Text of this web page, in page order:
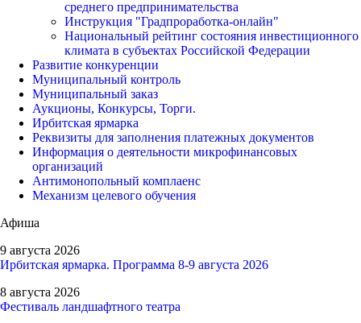
среднего предпринимательства
Инструкция "Градпроработка-онлайн"
Национальный рейтинг состояния инвестиционного
климата в субъектах Российской Федерации
Развитие конкуренции
Муниципальный контроль
Муниципальный заказ
Аукционы, Конкурсы, Торги.
Ирбитская ярмарка
Реквизиты для заполнения платежных документов
Информация о деятельности микрофинансовых
организаций
Антимонопольный комплаенс
Механизм целевого обучения
Афиша
9 августа 2026
Ирбитская ярмарка. Программа 8-9 августа 2026
8 августа 2026
Фестиваль ландшафтного театра